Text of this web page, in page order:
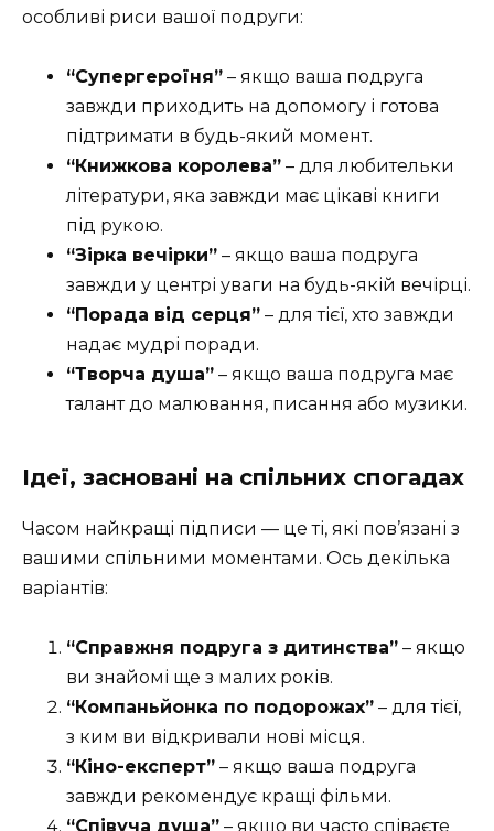
особливі риси вашої подруги:
“Супергероїня” – якщо ваша подруга
завжди приходить на допомогу і готова
підтримати в будь-який момент.
“Книжкова королева” – для любительки
літератури, яка завжди має цікаві книги
під рукою.
“Зірка вечірки” – якщо ваша подруга
завжди у центрі уваги на будь-якій вечірці.
“Порада від серця” – для тієї, хто завжди
надає мудрі поради.
“Творча душа” – якщо ваша подруга має
талант до малювання, писання або музики.
Ідеї, засновані на спільних спогадах
Часом найкращі підписи — це ті, які пов’язані з
вашими спільними моментами. Ось декілька
варіантів:
“Справжня подруга з дитинства” – якщо
ви знайомі ще з малих років.
“Компаньйонка по подорожах” – для тієї,
з ким ви відкривали нові місця.
“Кіно-експерт” – якщо ваша подруга
завжди рекомендує кращі фільми.
“Співуча душа” – якщо ви часто співаєте